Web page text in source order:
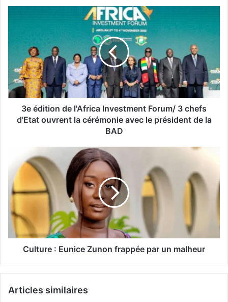
3e édition de l'Africa Investment Forum/ 3 chefs
d'Etat ouvrent la cérémonie avec le président de la
BAD
Culture : Eunice Zunon frappée par un malheur
Articles similaires